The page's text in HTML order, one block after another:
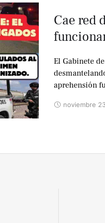
Cae red
El Gabinete
aprehensión
noviembre